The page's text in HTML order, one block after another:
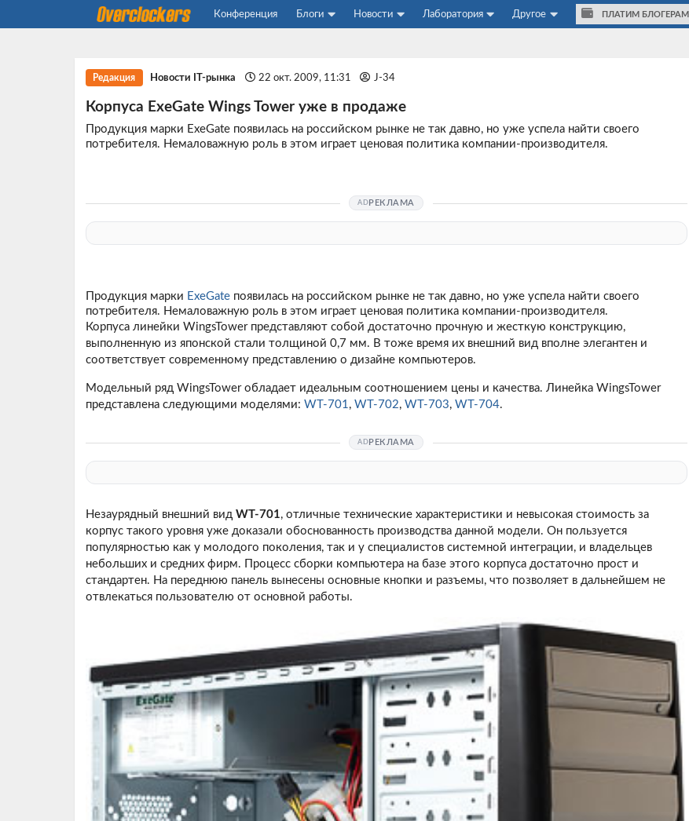
Конференция Блоги Новости Лаборатория Другое ПЛАТИМ БЛОГЕРАМ
Редакция Новости IT-рынка 22 окт. 2009, 11:31 J-34
Корпуса ExeGate Wings Tower уже в продаже
Продукция марки ExeGate появилась на российском рынке не так давно, но уже успела найти своего
потребителя. Немаловажную роль в этом играет ценовая политика компании-производителя.
РЕКЛАМА
Продукция марки ExeGateпоявилась на российском рынке не так давно, но уже успела найти своего
потребителя. Немаловажную роль в этом играет ценовая политика компании-производителя.
Корпуса линейки WingsTower представляют собой достаточно прочную и жесткую конструкцию,
выполненную из японской стали толщиной 0,7 мм. В тоже время их внешний вид вполне элегантен и
соответствует современному представлению о дизайне компьютеров.
Модельный ряд WingsTower обладает идеальным соотношением цены и качества. Линейка WingsTower
представлена следующими моделями: WT-701, WT-702, WT-703, WT-704.
РЕКЛАМА
Незаурядный внешний вид WT-701, отличные технические характеристики и невысокая стоимость за
корпус такого уровня уже доказали обоснованность производства данной модели. Он пользуется
популярностью как у молодого поколения, так и у специалистов системной интеграции, и владельцев
небольших и средних фирм. Процесс сборки компьютера на базе этого корпуса достаточно прост и
стандартен. На переднюю панель вынесены основные кнопки и разъемы, что позволяет в дальнейшем не
отвлекаться пользователю от основной работы.